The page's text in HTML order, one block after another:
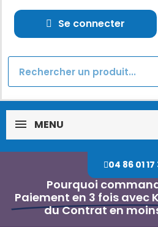
Se connecter
MENU
04 86 01 17
Pourquoi
Paiement en 3 fois avec
du Contrat en